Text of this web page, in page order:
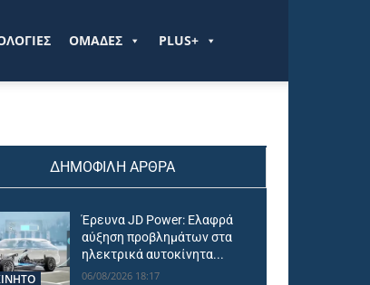
ΟΜΑΔΕΣ PLUS+
ΔΗΜΟΦΙΛΗ ΑΡΘΡΑ
Έρευνα JD Power: Ελαφρά
αύξηση προβλημάτων στα
ηλεκτρικά αυτοκίνητα...
06/08/2026 18:17